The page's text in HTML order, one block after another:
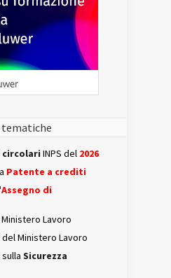
tematiche
INPS del 2026
Patente a crediti
Assegno di
Lavoro
del Ministero Lavoro
sulla Sicurezza